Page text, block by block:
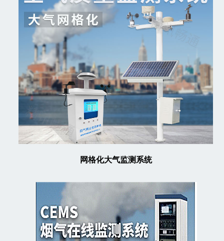
网格化大气监测系统